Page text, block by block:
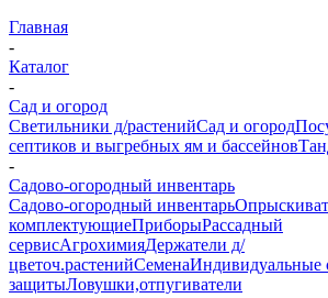
Главная
-
Каталог
-
Сад и огород
Светильники д/растенийСад и огород
септиков и выгребных ям и бассейнов
-
Садово-огородный инвентарь
Садово-огородный инвентарь
комплектующиеПриборыРассадный
сервисАгрохимияДержатели д/
цветоч.растенийСеменаИндивидуальные
защитыЛовушки,отпугиватели